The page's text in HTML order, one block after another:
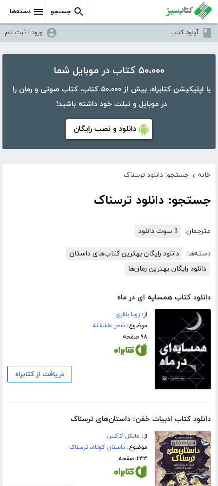
دسته‌ها جستجو
آپلود کتاب ورود / ثبت نام
۵۰،۰۰۰ کتاب در موبایل شما
با اپلیکیشن کتابراه، بیش از ۵۰،۰۰۰ کتاب، کتاب صوتی و رمان را
در موبایل و تبلت خود داشته باشید!
دانلود و نصب رایگان
خانه › جستجو: دانلود ترسناک
جستجو: دانلود ترسناک
مترجمان: 3 سوت دانلود
دسته‌ها:
دانلود رایگان بهترین کتاب‌های داستان
دانلود رایگان بهترین رمان‌ها
دانلود کتاب همسایه ای در ماه
از:رویا باقری
موضوع:شعر عاشقانه
۹۸ صفحه
دریافت از کتابراه
دانلود کتاب ادبیات خفن: داستان‌های ترسناک
از: مایکل کاکس
موضوع:داستان کوتاه،ترسناک
۲۳۳ صفحه